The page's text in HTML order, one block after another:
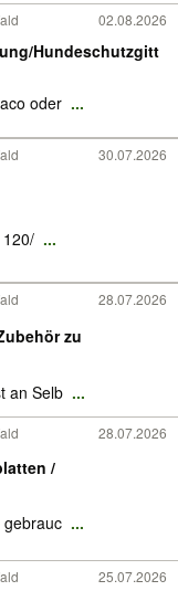
02.08.2026
Hundeschutzgitt
oder ...
30.07.2026
...
28.07.2026
zu
an Selb ...
28.07.2026
/
...
25.07.2026